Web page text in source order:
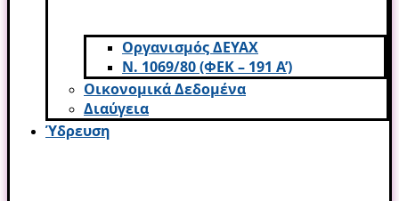
Οργανισμός ΔΕΥΑΧ
Ν. 1069/80 (ΦΕΚ – 191 Α’)
Οικονομικά Δεδομένα
Διαύγεια
Ύδρευση